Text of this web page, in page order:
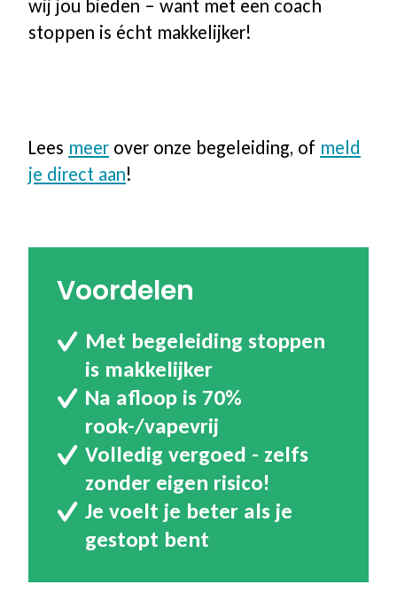
wij jou bieden – want met een coach
stoppen is écht makkelijker!
Lees meer over onze begeleiding, of meld
je direct aan!
Voordelen
Met begeleiding stoppen
is makkelijker
Na afloop is 70%
rook-/vapevrij
Volledig vergoed - zelfs
zonder eigen risico!
Je voelt je beter als je
gestopt bent